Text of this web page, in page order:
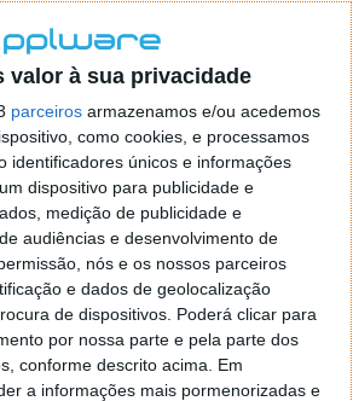
valor à sua privacidade
parceiros armazenamos e/ou acedemos
como cookies, e processamos
identificadores únicos e informações
dispositivo para publicidade e
medição de publicidade e
audiências e desenvolvimento de
nós e os nossos parceiros
e dados de geolocalização
de dispositivos. Poderá clicar para
por nossa parte e pela parte dos
conforme descrito acima. Em
a informações mais pormenorizadas e
definir se tem umperfil de
os batimentos cardíacos
perfil normalouperfil "alto"(cujos
estão sempre acima da
interessantes é a
base no número de horas
a app calcula se dormiu mais